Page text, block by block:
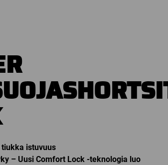
tiukka istuvuus
– Uusi Comfort Lock -teknologia luo